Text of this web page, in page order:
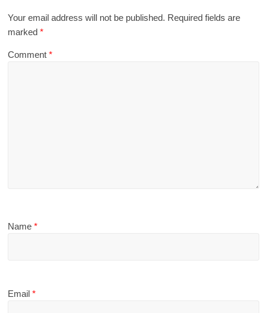
Your email address will not be published. Required fields are
marked*
Comment*
Name*
Email*